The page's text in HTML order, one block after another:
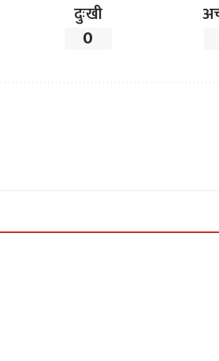
दुःखी
0